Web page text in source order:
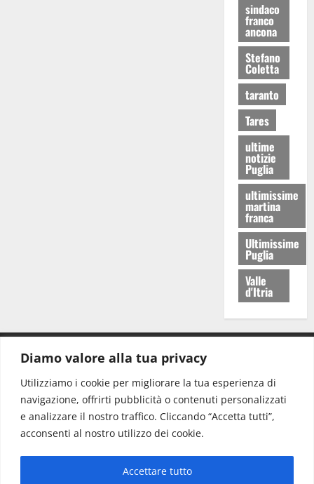
Diamo valore alla tua privacy
Utilizziamo i cookie per migliorare la tua esperienza di
navigazione, offrirti pubblicità o contenuti personalizzati
e analizzare il nostro traffico. Cliccando “Accetta tutti”,
acconsenti al nostro utilizzo dei cookie.
Accettare tutto
sindaco
franco
ancona
Stefano
Coletta
taranto
Tares
ultime
notizie
Puglia
ultimissime
martina
franca
Ultimissime
Puglia
Valle
d'Itria
Redazione: redazione@www.martinasera.it
Direttore:direttore@www.martinasera.it
Info & Commerciale:info@www.martinasera.it